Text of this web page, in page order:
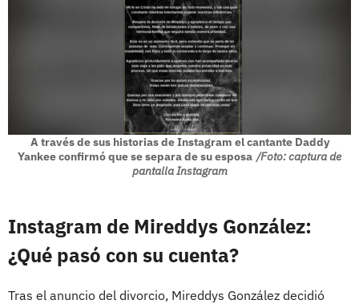
A través de sus historias de Instagram el cantante Daddy
Yankee confirmó que se separa de su esposa /Foto: captura de
pantalla Instagram
Instagram de Mireddys González:
¿Qué pasó con su cuenta?
Tras el anuncio del divorcio, Mireddys González decidió